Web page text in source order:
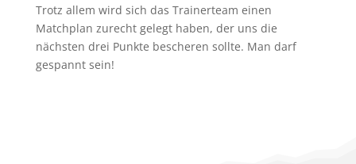
Trotz allem wird sich das Trainerteam einen
Matchplan zurecht gelegt haben, der uns die
nächsten drei Punkte bescheren sollte. Man darf
gespannt sein!